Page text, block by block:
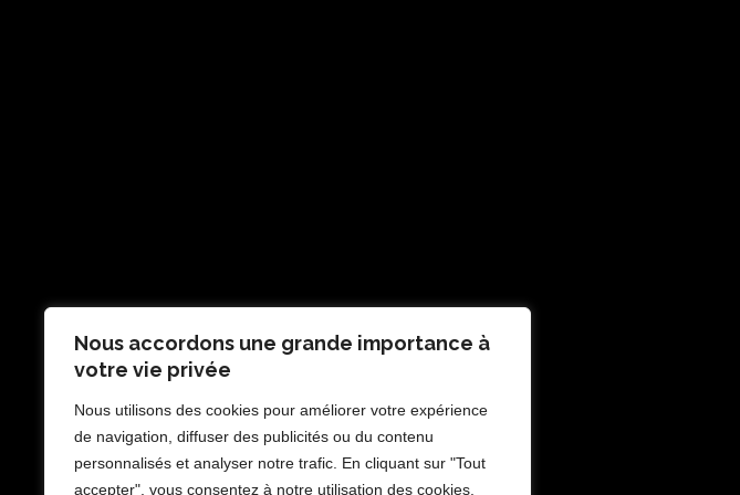
Nous accordons une grande importance à
votre vie privée
Nous utilisons des cookies pour améliorer votre expérience
de navigation, diffuser des publicités ou du contenu
personnalisés et analyser notre trafic. En cliquant sur "Tout
accepter", vous consentez à notre utilisation des cookies.